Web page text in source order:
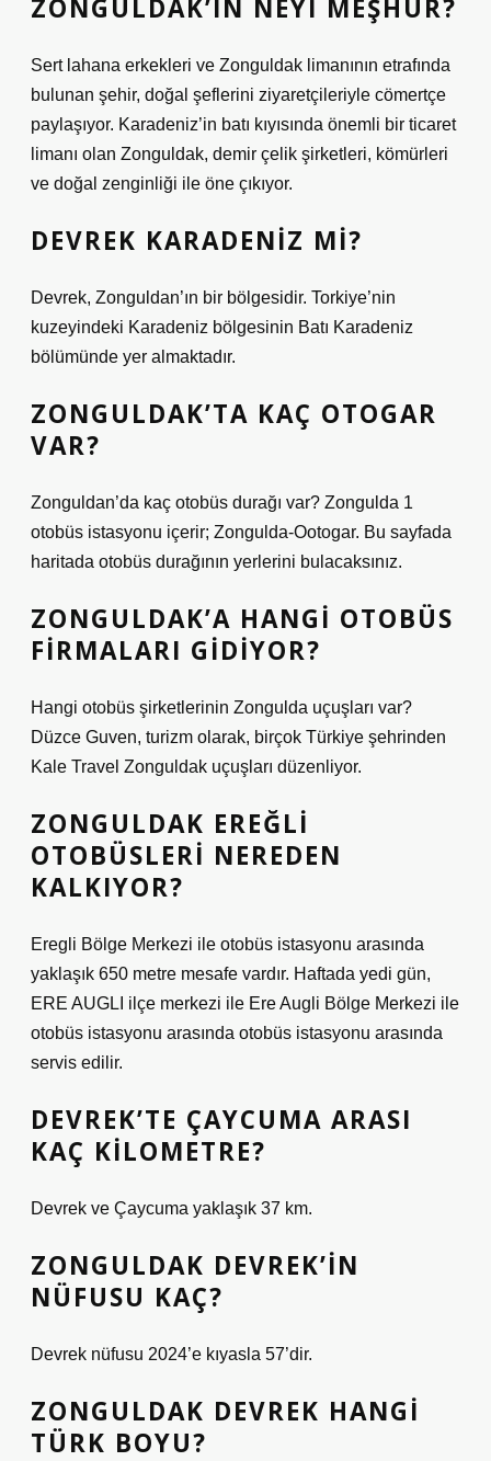
ZONGULDAK’IN NEYI MEŞHUR?
Sert lahana erkekleri ve Zonguldak limanının etrafında
bulunan şehir, doğal şeflerini ziyaretçileriyle cömertçe
paylaşıyor. Karadeniz’in batı kıyısında önemli bir ticaret
limanı olan Zonguldak, demir çelik şirketleri, kömürleri
ve doğal zenginliği ile öne çıkıyor.
DEVREK KARADENIZ MI?
Devrek, Zonguldan’ın bir bölgesidir. Torkiye’nin
kuzeyindeki Karadeniz bölgesinin Batı Karadeniz
bölümünde yer almaktadır.
ZONGULDAK’TA KAÇ OTOGAR
VAR?
Zonguldan’da kaç otobüs durağı var? Zongulda 1
otobüs istasyonu içerir; Zongulda-Ootogar. Bu sayfada
haritada otobüs durağının yerlerini bulacaksınız.
ZONGULDAK’A HANGI OTOBÜS
FIRMALARI GIDIYOR?
Hangi otobüs şirketlerinin Zongulda uçuşları var?
Düzce Guven, turizm olarak, birçok Türkiye şehrinden
Kale Travel Zonguldak uçuşları düzenliyor.
ZONGULDAK EREĞLI
OTOBÜSLERI NEREDEN
KALKIYOR?
Eregli Bölge Merkezi ile otobüs istasyonu arasında
yaklaşık 650 metre mesafe vardır. Haftada yedi gün,
ERE AUGLI ilçe merkezi ile Ere Augli Bölge Merkezi ile
otobüs istasyonu arasında otobüs istasyonu arasında
servis edilir.
DEVREK’TE ÇAYCUMA ARASI
KAÇ KILOMETRE?
Devrek ve Çaycuma yaklaşık 37 km.
ZONGULDAK DEVREK’IN
NÜFUSU KAÇ?
Devrek nüfusu 2024’e kıyasla 57’dir.
ZONGULDAK DEVREK HANGI
TÜRK BOYU?